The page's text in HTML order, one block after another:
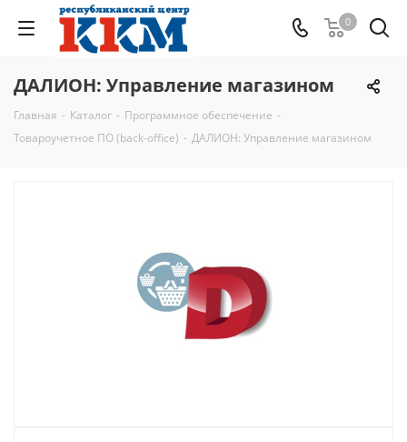
0
ДАЛИОН: Управление магазином
Главная - Каталог - Программное обеспечение -
Товароучетное ПО (back-office) - ДАЛИОН: Управление магазином